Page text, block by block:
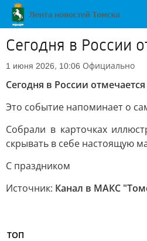
Сегодня в России
1 июня 2026, 10:06 Официально
Сегодня в России
Это событие напоминает о
Собрали в карточках
скрывать в себе настоящую
С праздником
Источник: Канал в МАКС
ТОП